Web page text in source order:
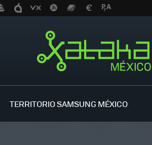
TERRITORIO SAMSUNG MÉXICO